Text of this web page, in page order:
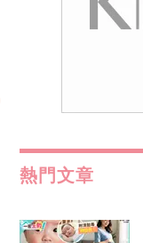
熱門文章